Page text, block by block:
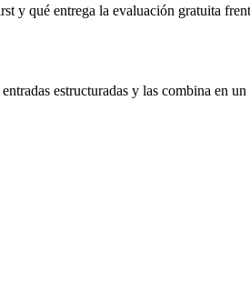
y qué entrega la evaluación gratuita
estructuradas y las combina en